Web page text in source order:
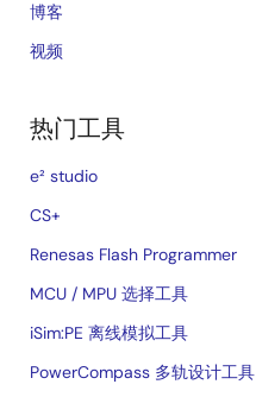
博客
视频
热门工具
e² studio
CS+
Renesas Flash Programmer
MCU / MPU 选择工具
iSim:PE 离线模拟工具
PowerCompass 多轨设计工具